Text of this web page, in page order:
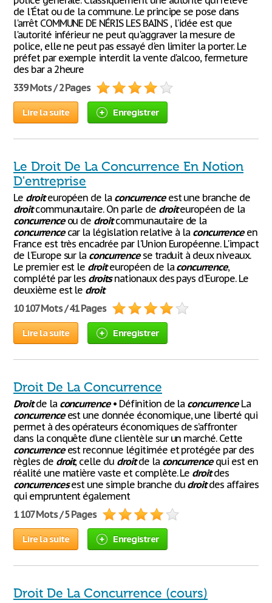
de l'État ou de la commune. Le principe se pose dans
l'arrêt COMMUNE DE NÉRIS LES BAINS , l'idée est que
l'autorité inférieur ne peut qu'aggraver la mesure de
police, elle ne peut pas essayé d'en limiter la porter. Le
préfet par exemple interdit la vente d'alcoo, fermeture
des bar a 2heure
339 Mots / 2 Pages
Lire la suite Enregistrer
Le Droit De La Concurrence En Notion
D'entreprise
Le droiteuropéen de la concurrenceest une branche de
droitcommunautaire. On parle de droiteuropéen de la
concurrenceou de droitcommunautaire de la
concurrencecar la législation relative à la concurrenceen
France est très encadrée par l'Union Européenne. L'impact
de l'Europe sur la concurrencese traduit à deux niveaux.
Le premier est le droiteuropéen de la concurrence,
complété par les droitsnationaux des pays d'Europe. Le
deuxième est le droit
10 107 Mots / 41 Pages
Lire la suite Enregistrer
Droit De La Concurrence
Droitde la concurrence• Définition de la concurrenceLa
concurrenceest une donnée économique, une liberté qui
permet à des opérateurs économiques de s’affronter
dans la conquête d’une clientèle sur un marché. Cette
concurrenceest reconnue légitimée et protégée par des
règles de droit, celle du droitde la concurrencequi est en
réalité une matière vaste et complète. Le droitdes
concurrencesest une simple branche du droitdes affaires
qui empruntent également
1 107 Mots / 5 Pages
Lire la suite Enregistrer
Droit De La Concurrence (cours)